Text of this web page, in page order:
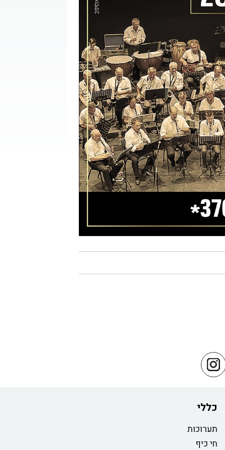
כללי
תערוכות
חי כיף